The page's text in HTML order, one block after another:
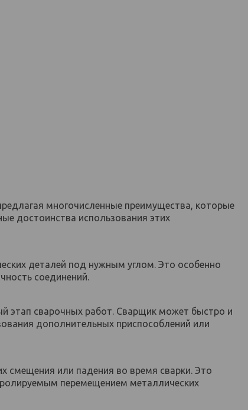
многочисленные преимущества, которые
достоинства использования этих
деталей под нужным углом. Это особенно
соединений.
этап сварочных работ. Сварщик может быстро и
дополнительных приспособлений или
смещения или падения во время сварки. Это
перемещением металлических